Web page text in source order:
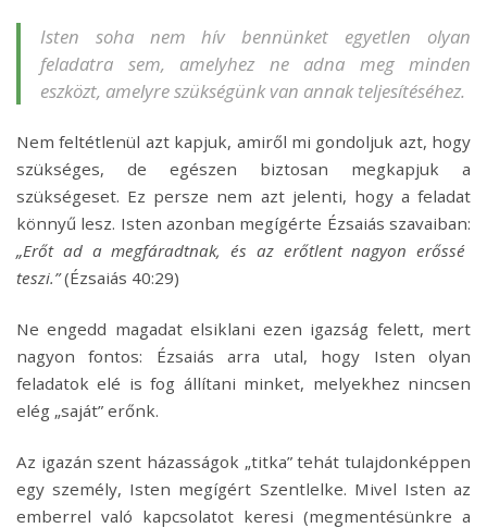
Isten soha nem hív bennünket egyetlen olyan
feladatra sem, amelyhez ne adna meg minden
eszközt, amelyre szükségünk van annak teljesítéséhez.
Nem feltétlenül azt kapjuk, amiről mi gondoljuk azt, hogy
szükséges, de egészen biztosan megkapjuk a
szükségeset. Ez persze nem azt jelenti, hogy a feladat
könnyű lesz. Isten azonban megígérte Ézsaiás szavaiban:
„Erőt ad a megfáradtnak, és az erőtlent nagyon erőssé
teszi.”(Ézsaiás 40:29)
Ne engedd magadat elsiklani ezen igazság felett, mert
nagyon fontos: Ézsaiás arra utal, hogy Isten olyan
feladatok elé is fog állítani minket, melyekhez nincsen
elég „saját” erőnk.
Az igazán szent házasságok „titka” tehát tulajdonképpen
egy személy, Isten megígért Szentlelke. Mivel Isten az
emberrel való kapcsolatot keresi (megmentésünkre a